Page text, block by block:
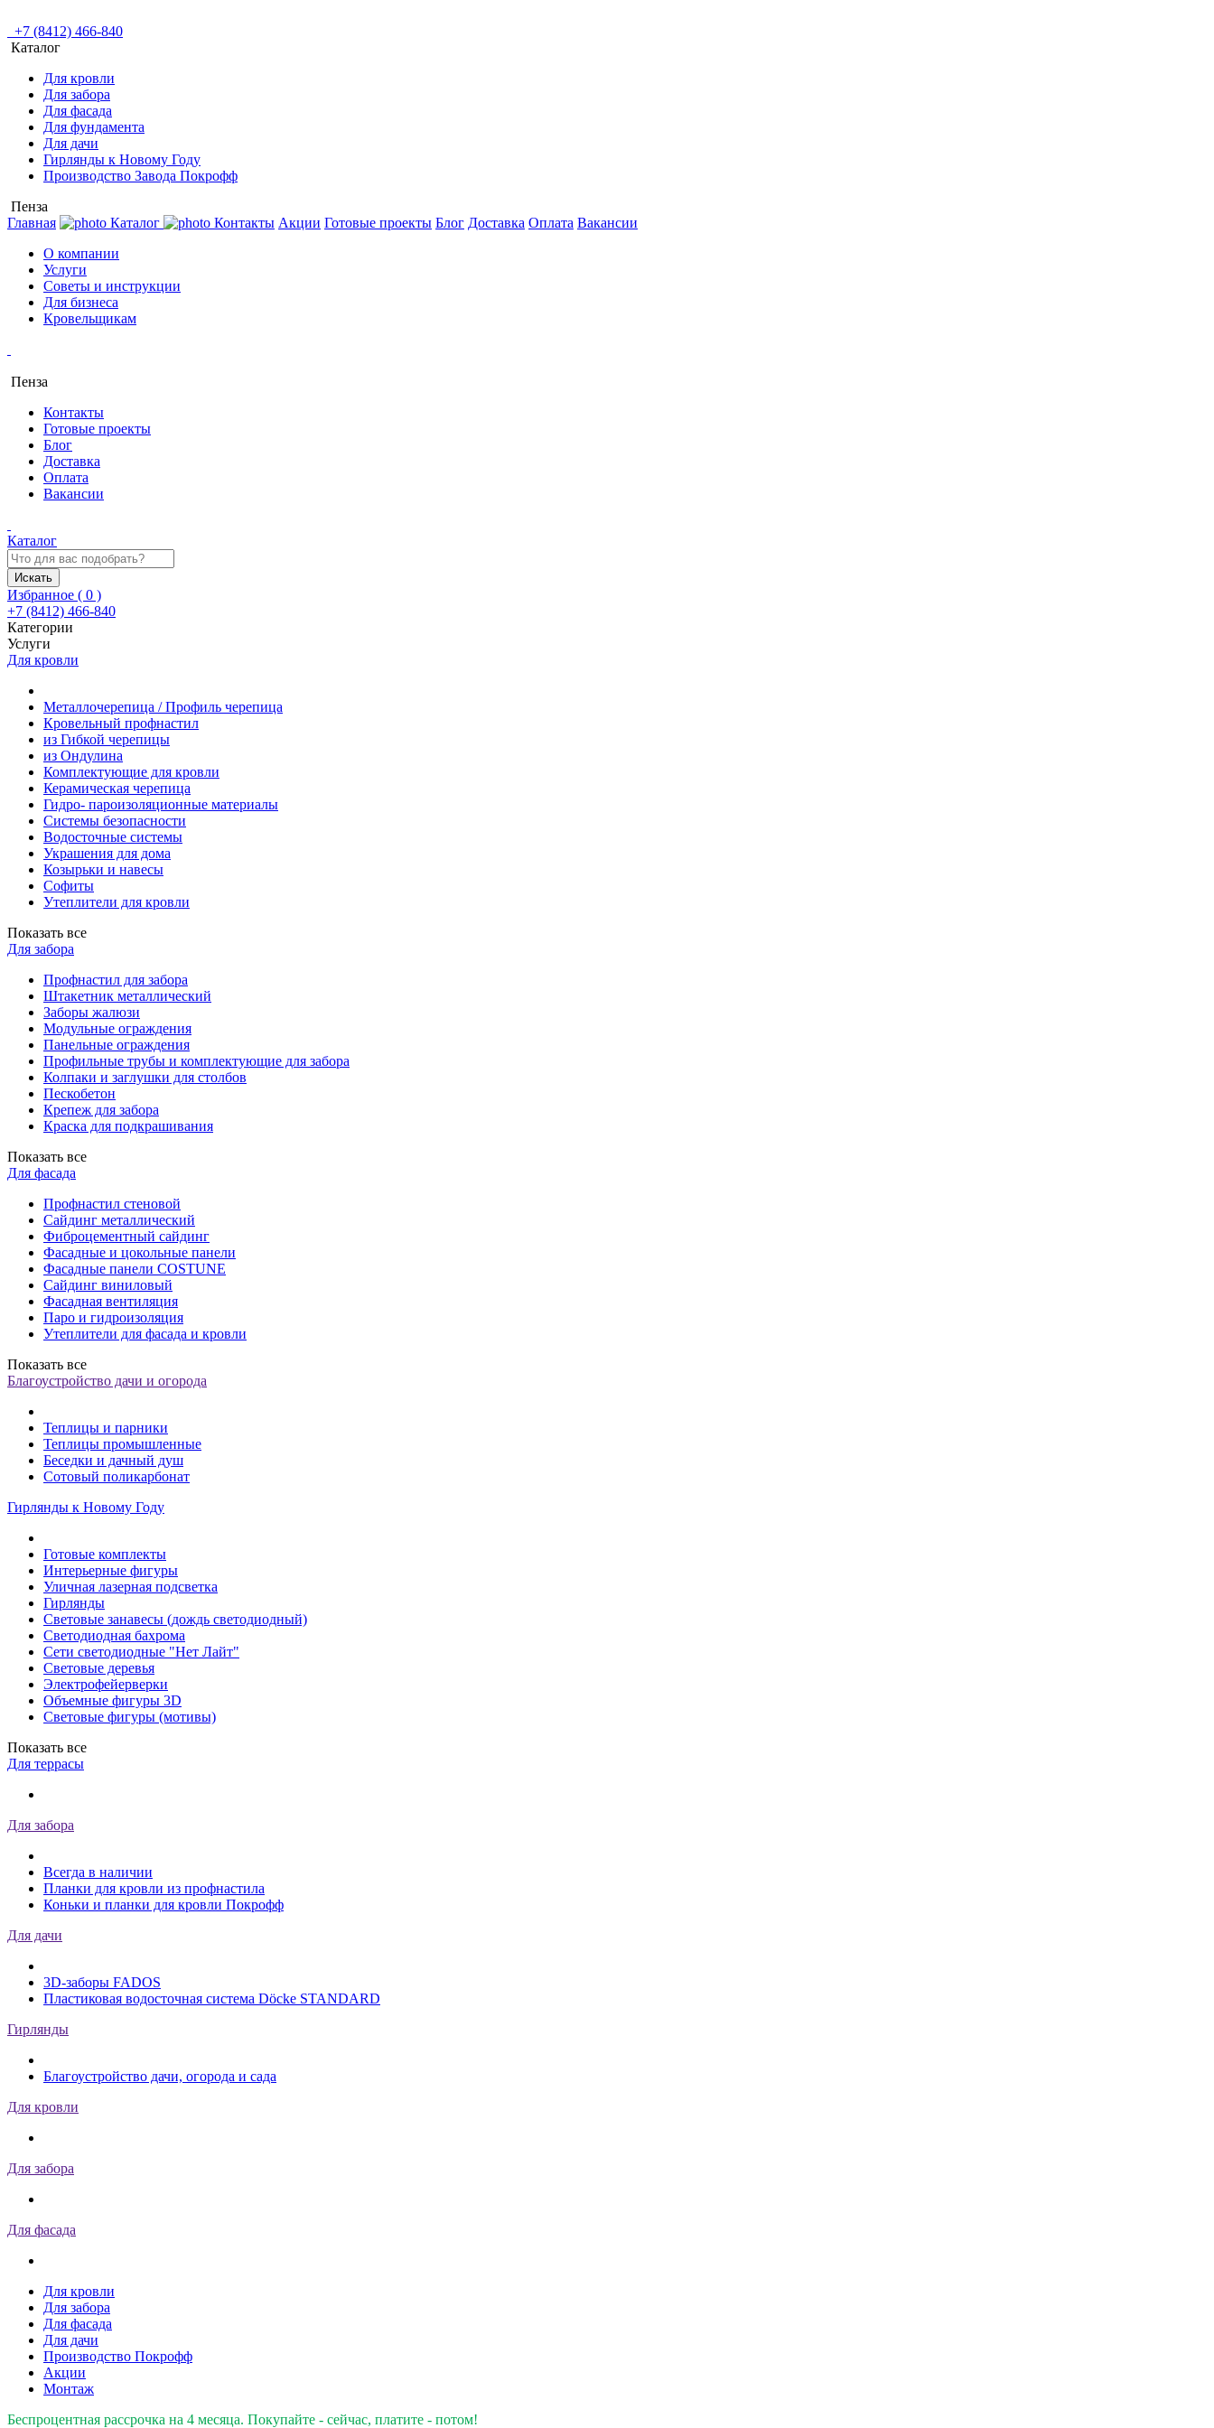
+7 (8412) 466-840
Каталог
Для кровли
Для забора
Для фасада
Для фундамента
Для дачи
Гирлянды к Новому Году
Производство Завода Покрофф
Пенза
Главная
Каталог Контакты Акции Готовые проекты Блог Доставка Оплата Вакансии
О компании
Услуги
Советы и инструкции
Для бизнеса
Кровельщикам
Пенза
Контакты
Готовые проекты
Блог
Доставка
Оплата
Вакансии
Каталог
Искать
Избранное ( 0 )
+7 (8412) 466-840
Категории
Услуги
Для кровли
Металлочерепица / Профиль черепица
Кровельный профнастил
из Гибкой черепицы
из Ондулина
Комплектующие для кровли
Керамическая черепица
Гидро- пароизоляционные материалы
Системы безопасности
Водосточные системы
Украшения для дома
Козырьки и навесы
Софиты
Утеплители для кровли
Показать все
Для забора
Профнастил для забора
Штакетник металлический
Заборы жалюзи
Модульные ограждения
Панельные ограждения
Профильные трубы и комплектующие для забора
Колпаки и заглушки для столбов
Пескобетон
Крепеж для забора
Краска для подкрашивания
Показать все
Для фасада
Профнастил стеновой
Сайдинг металлический
Фиброцементный сайдинг
Фасадные и цокольные панели
Фасадные панели COSTUNE
Сайдинг виниловый
Фасадная вентиляция
Паро и гидроизоляция
Утеплители для фасада и кровли
Показать все
Благоустройство дачи и огорода
Теплицы и парники
Теплицы промышленные
Беседки и дачный душ
Сотовый поликарбонат
Гирлянды к Новому Году
Готовые комплекты
Интерьерные фигуры
Уличная лазерная подсветка
Гирлянды
Световые занавесы (дождь светодиодный)
Светодиодная бахрома
Сети светодиодные "Нет Лайт"
Световые деревья
Электрофейерверки
Объемные фигуры 3D
Световые фигуры (мотивы)
Показать все
Для террасы
Для забора
Всегда в наличии
Планки для кровли из профнастила
Коньки и планки для кровли Покрофф
Для дачи
3D-заборы FADOS
Пластиковая водосточная система Döcke STANDARD
Гирлянды
Благоустройство дачи, огорода и сада
Для кровли
Для забора
Для фасада
Для кровли
Для забора
Для фасада
Для дачи
Производство Покрофф
Акции
Монтаж
Беспроцентная рассрочка на 4 месяца. Покупайте - сейчас, платите - потом!